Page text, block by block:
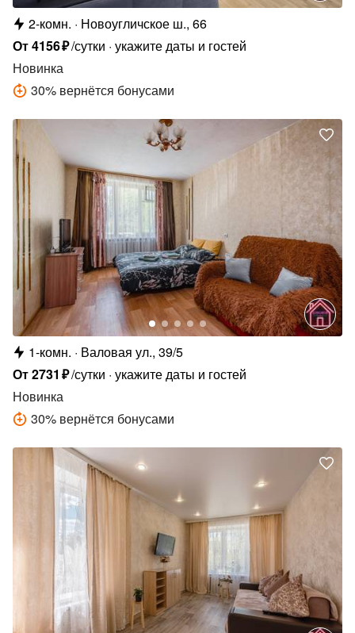
2-комн.
Новоугличское ш., 66
От4156₽/сутки укажите даты и гостей
Новинка
30% вернётся бонусами
1-комн.
Валовая ул., 39/5
От2731 ₽/сутки укажите даты и гостей
Новинка
30% вернётся бонусами